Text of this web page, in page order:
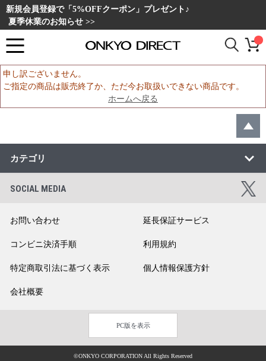
新規会員登録で「5%OFFクーポン」プレゼント♪
夏季休業のお知らせ >>
申し訳ございません。
ご指定の商品は販売終了か、ただ今お取扱いできない商品です。
ホームへ戻る
カテゴリ
SOCIAL MEDIA
お問い合わせ 延長保証サービス
コンビニ決済手順 利用規約
特定商取引法に基づく表示 個人情報保護方針
会社概要
PC版を表示
©ONKYO CORPORATION All Rights Reserved